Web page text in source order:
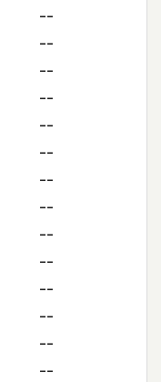
--
--
--
--
--
--
--
--
--
--
--
--
--
--